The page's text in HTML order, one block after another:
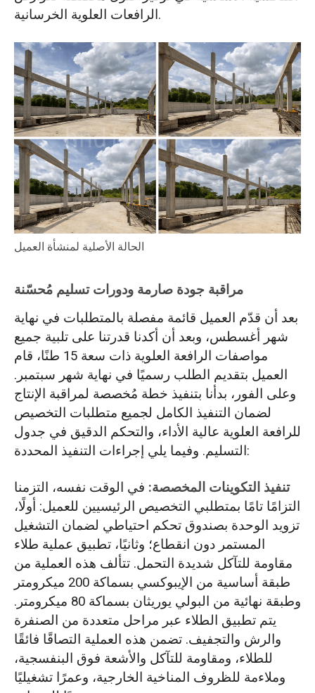
الرافعات العلوية الخرسانية.
الحالة الأصلية لمنشأة العميل
مراقبة جودة صارمة ودورات تسليم مُحسّنة
بعد أن قدّم العميل قائمة مفصلة بالمتطلبات في نهاية
شهر أغسطس، وبعد أن أكدنا قدرتنا على تلبية جميع
مواصفات الرافعة العلوية ذات سعة 15 طنًا، قام
العميل بتقديم الطلب رسميًا في نهاية شهر سبتمبر.
وعلى الفور، بدأنا بتنفيذ خطة مُخصصة لمراقبة الإنتاج
لضمان التنفيذ الكامل لجميع متطلبات التخصيص
للرافعة العلوية عالية الأداء، والتحكم الدقيق في جدول
التسليم. وفيما يلي إجراءات التنفيذ المحددة:
تنفيذ التكوينات المخصصة: في الوقت نفسه، التزمنا
التزامًا تامًا بمتطلبي التخصيص الرئيسيين للعميل: أولًا،
تزويد الوحدة بصندوق تحكم احتياطي لضمان التشغيل
المستمر دون انقطاع؛ وثانيًا، تطبيق عملية طلاء
مقاومة للتآكل شديدة التحمل. تتألف هذه العملية من
طبقة أساسية من الإيبوكسي بسماكة 200 ميكرومتر
وطبقة نهائية من البولي يوريثان بسماكة 80 ميكرومتر.
يتم تطبيق الطلاء عبر مراحل متعددة من الصنفرة
والرش والتجفيف. تضمن هذه العملية التصاقًا فائقًا
للطلاء، ومقاومة للتآكل والأشعة فوق البنفسجية،
وملاءمة للظروف المناخية الخارجية، وعمرًا تشغيليًا